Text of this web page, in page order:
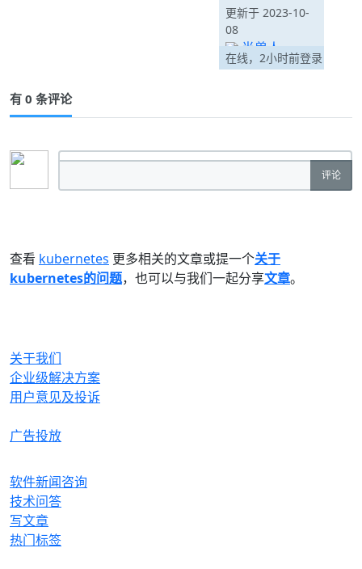
更新于 2023-10-
08
半兽人
在线，2小时前登录
有 0 条评论
评论
查看 kubernetes 更多相关的文章或提一个关于
kubernetes的问题，也可以与我们一起分享文章。
关于我们
企业级解决方案
用户意见及投诉
广告投放
软件新闻咨询
技术问答
写文章
热门标签